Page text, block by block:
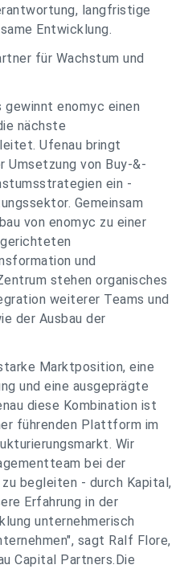
langfristige
Entwicklung.
für Wachstum und
enomyc einen
nächste
Ufenau bringt
Umsetzung von Buy-&-
ein -
Gemeinsam
von enomyc zu einer
und
stehen organisches
weiterer Teams und
der Ausbau der
Marktposition, eine
und eine ausgeprägte
diese Kombination ist
führenden Plattform im
Wir
bei der
begleiten - durch Kapital,
Erfahrung in der
unternehmerisch
sagt Ralf Flore,
Capital Partners.Die